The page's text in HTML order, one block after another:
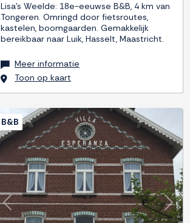
Lisa's Weelde: 18e-eeuwse B&B, 4 km van
Tongeren. Omringd door fietsroutes,
kastelen, boomgaarden. Gemakkelijk
bereikbaar naar Luik, Hasselt, Maastricht.
Meer informatie
Toon op kaart
Previous Next
B&B